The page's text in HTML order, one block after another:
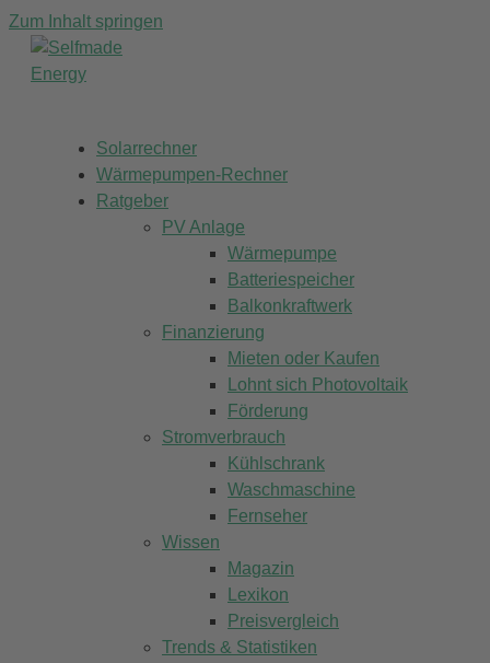
Zum Inhalt springen
Solarrechner
Wärmepumpen-Rechner
Ratgeber
PV Anlage
Wärmepumpe
Batteriespeicher
Balkonkraftwerk
Finanzierung
Mieten oder Kaufen
Lohnt sich Photovoltaik
Förderung
Stromverbrauch
Kühlschrank
Waschmaschine
Fernseher
Wissen
Magazin
Lexikon
Preisvergleich
Trends & Statistiken